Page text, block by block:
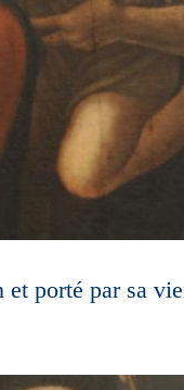
et porté par sa